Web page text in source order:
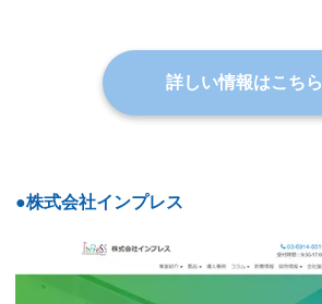
詳しい情報はこちら
●株式会社インプレス